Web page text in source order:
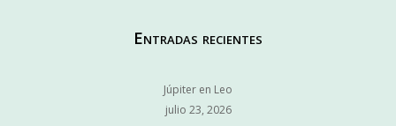
Entradas recientes
Júpiter en Leo
julio 23, 2026